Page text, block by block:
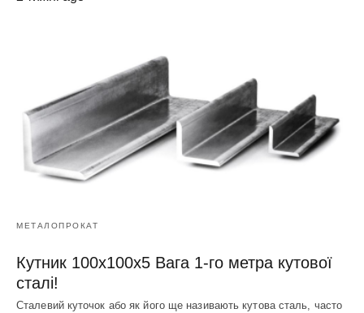
МЕТАЛОПРОКАТ
Кутник 100х100х5 Вага 1-го метра кутової
сталі!
Сталевий куточок або як його ще називають кутова сталь, часто